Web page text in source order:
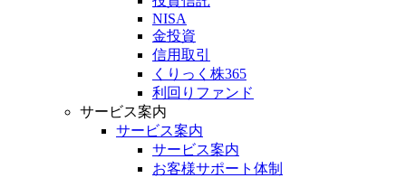
NISA
金投資
信用取引
くりっく株365
利回りファンド
サービス案内
サービス案内
サービス案内
お客様サポート体制